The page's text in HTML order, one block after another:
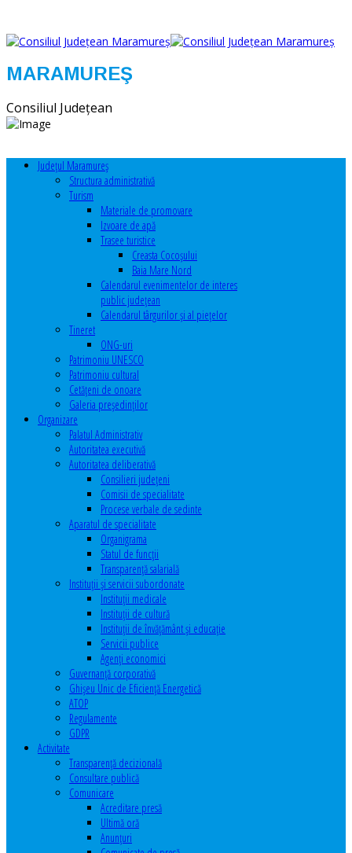
MARAMUREŞ
Consiliul Judeţean
Judeţul Maramureş
Structura administrativă
Turism
Materiale de promovare
Izvoare de apă
Trasee turistice
Creasta Cocoșului
Baia Mare Nord
Calendarul evenimentelor de interes
public judeţean
Calendarul târgurilor şi al pieţelor
Tineret
ONG-uri
Patrimoniu UNESCO
Patrimoniu cultural
Cetăţeni de onoare
Galeria președinților
Organizare
Palatul Administrativ
Autoritatea executivă
Autoritatea deliberativă
Consilieri judeţeni
Comisii de specialitate
Procese verbale de sedinte
Aparatul de specialitate
Organigrama
Statul de funcții
Transparență salarială
Instituţii şi servicii subordonate
Instituţii medicale
Instituţii de cultură
Instituţii de învăţământ şi educaţie
Servicii publice
Agenţi economici
Guvernanță corporativă
Ghişeu Unic de Eficienţă Energetică
ATOP
Regulamente
GDPR
Activitate
Transparenţă decizională
Consultare publică
Comunicare
Acreditare presă
Ultimă oră
Anunţuri